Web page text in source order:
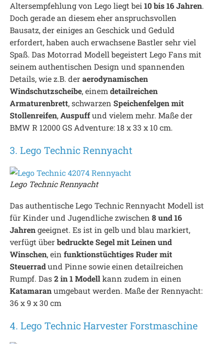
Altersempfehlung von Lego liegt bei 10 bis 16 Jahren.
Doch gerade an diesem eher anspruchsvollen
Bausatz, der einiges an Geschick und Geduld
erfordert, haben auch erwachsene Bastler sehr viel
Spaß. Das Motorrad Modell begeistert Lego Fans mit
seinem authentischen Design und spannenden
Details, wie z.B. deraerodynamischen
Windschutzscheibe, einem detailreichen
Armaturenbrett, schwarzen Speichenfelgen mit
Stollenreifen,Auspuffund vielem mehr. Maße der
BMW R 12000 GS Adventure: 18 x 33 x 10 cm.
3. Lego Technic Rennyacht
Lego Technic Rennyacht
Das authentische Lego Technic Rennyacht Modell ist
für Kinder und Jugendliche zwischen 8 und 16
Jahrengeeignet. Es ist in gelb und blau markiert,
verfügt überbedruckte Segel mit Leinen und
Winschen, ein funktionstüchtiges Ruder mit
Steuerradund Pinne sowie einen detailreichen
Rumpf. Das2 in 1 Modellkann zudem in einen
Katamaranumgebaut werden. Maße der Rennyacht:
36 x 9 x 30 cm
4. Lego Technic Harvester Forstmaschine